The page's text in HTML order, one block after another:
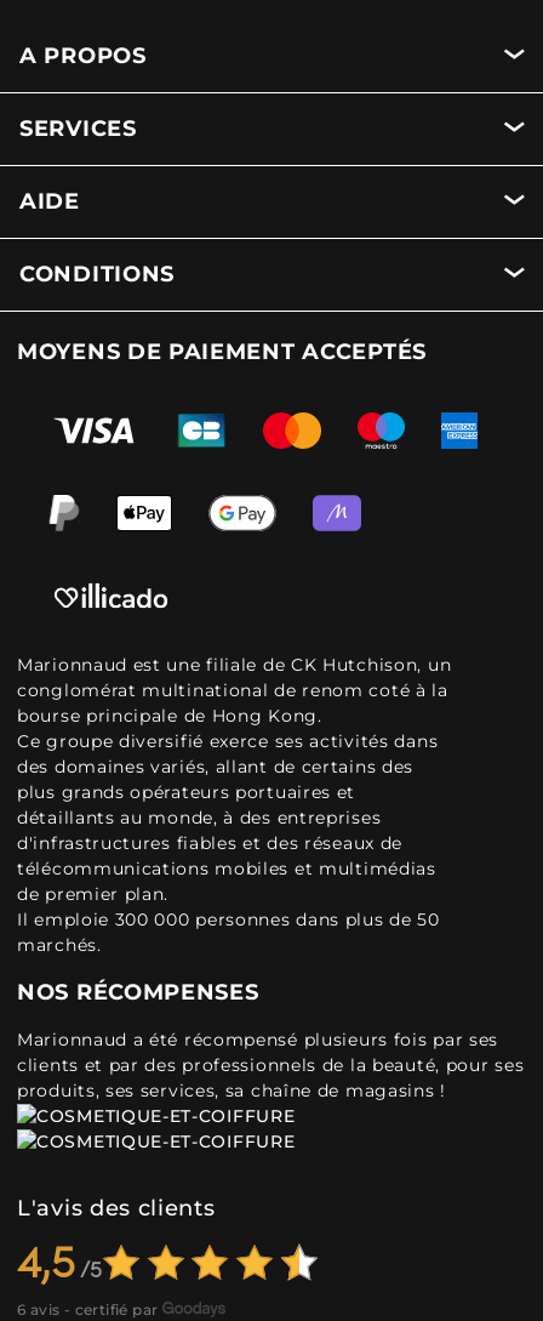
A PROPOS
SERVICES
AIDE
CONDITIONS
MOYENS DE PAIEMENT ACCEPTÉS
Marionnaud est une filiale de CK Hutchison, un
conglomérat multinational de renom coté à la
bourse principale de Hong Kong.
Ce groupe diversifié exerce ses activités dans
des domaines variés, allant de certains des
plus grands opérateurs portuaires et
détaillants au monde, à des entreprises
d'infrastructures fiables et des réseaux de
télécommunications mobiles et multimédias
de premier plan.
Il emploie 300 000 personnes dans plus de 50
marchés.
NOS RÉCOMPENSES
Marionnaud a été récompensé plusieurs fois par ses
clients et par des professionnels de la beauté, pour ses
produits, ses services, sa chaîne de magasins !
L'avis des clients
4,5
6 avis - certifié par